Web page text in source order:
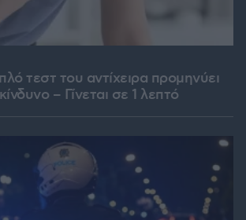
τεστ του αντίχειρα προμηνύει
– Γίνεται σε 1 λεπτό